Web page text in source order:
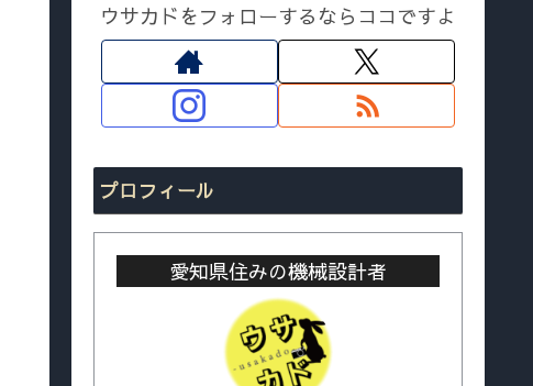
ウサカドをフォローするならココですよ
プロフィール
愛知県住みの機械設計者